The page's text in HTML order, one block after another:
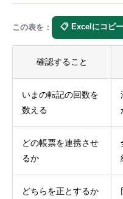
この表を： 📋 Excelにコピー
確認すること
いまの転記の回数を
数える
どの帳票を連携させ
るか
どちらを正とするか